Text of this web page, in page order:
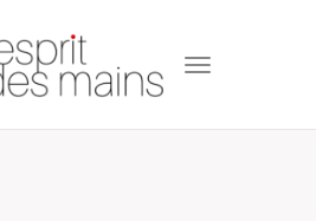
Toggle